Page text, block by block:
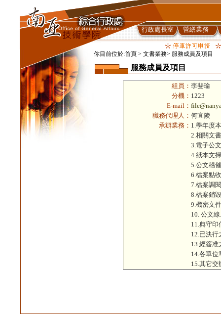
行政處長室 營繕業務
你目前位於:首頁 > 文書業務> 服務成員及項目
服務成員及項目
組員： 李斐瑜
分機： 1223
E-mail：
職務代理人： 何宜陵
承辦業務： 1.學年度
2.相關文
3.電子公
4.紙本文
5.公文稽
6.檔案點
7.檔案調
8.檔案銷
9.機密文
10. 公文
11.典守印
12.已決行
13.經簽准
14.各單位
15.其它交